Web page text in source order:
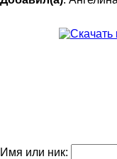
Имя или ник: